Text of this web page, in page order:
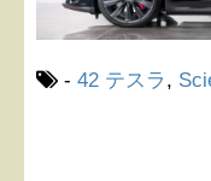
- 42 テスラ ,